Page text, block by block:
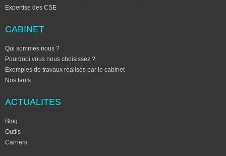
Expertise des CSE
CABINET
Qui sommes nous ?
Pourquoi vous nous choisissez ?
Exemples de travaux réalisés par le cabinet
Nos tarifs
ACTUALITES
Blog
Outils
Carriers